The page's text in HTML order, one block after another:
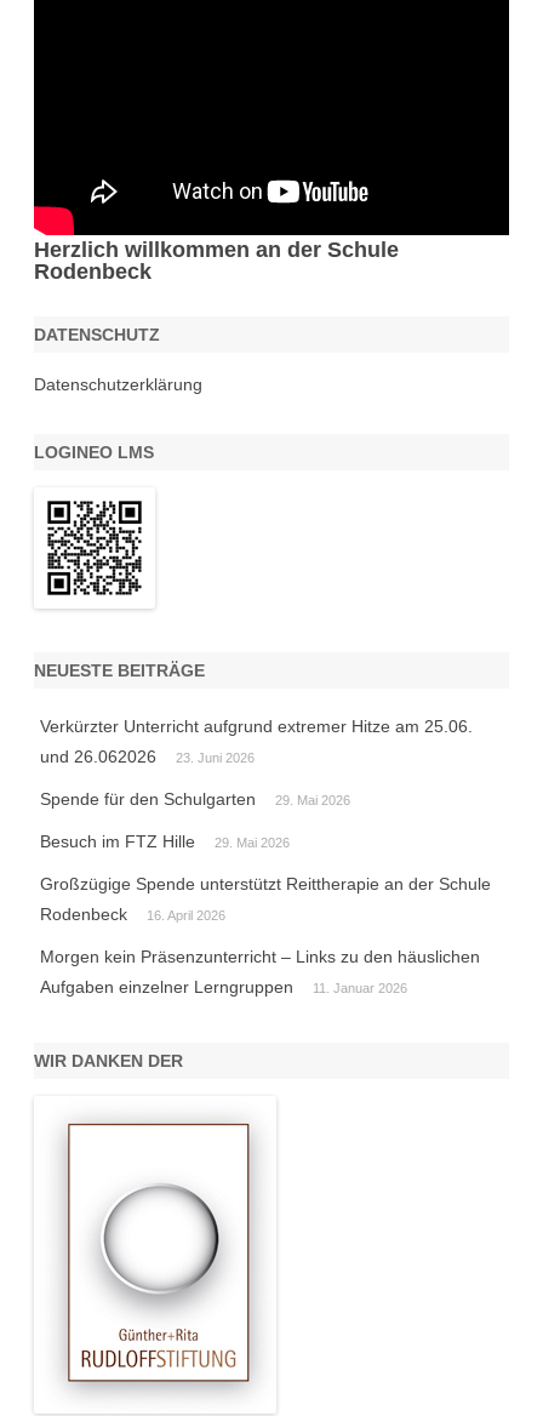
Herzlich willkommen an der Schule
Rodenbeck
DATENSCHUTZ
Datenschutzerklärung
LOGINEO LMS
NEUESTE BEITRÄGE
Verkürzter Unterricht aufgrund extremer Hitze am 25.06.
und 26.062026
23. Juni 2026
Spende für den Schulgarten 29. Mai 2026
Besuch im FTZ Hille 29. Mai 2026
Großzügige Spende unterstützt Reittherapie an der Schule
Rodenbeck
16. April 2026
Morgen kein Präsenzunterricht – Links zu den häuslichen
Aufgaben einzelner Lerngruppen
11. Januar 2026
WIR DANKEN DER